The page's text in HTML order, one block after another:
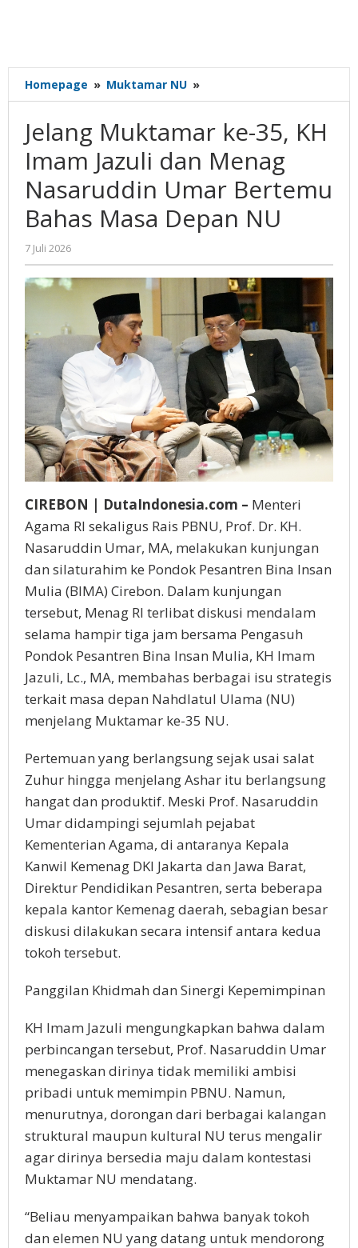
Homepage » Muktamar NU »
Muktamar
35,
KH
Imam
Jazuli
dan
Menag
Bertemu
Bahas
Masa
Depan
NU
Jelang Muktamar ke-35, KH
Imam Jazuli dan Menag
Nasaruddin Umar Bertemu
Bahas Masa Depan NU
7 Juli 2026
Gatot
Susanto
CIREBON | DutaIndonesia.com – Menteri
Agama RI sekaligus Rais PBNU, Prof. Dr. KH.
Nasaruddin Umar, MA, melakukan kunjungan
dan silaturahim ke Pondok Pesantren Bina Insan
Mulia (BIMA) Cirebon. Dalam kunjungan
tersebut, Menag RI terlibat diskusi mendalam
selama hampir tiga jam bersama Pengasuh
Pondok Pesantren Bina Insan Mulia, KH Imam
Jazuli, Lc., MA, membahas berbagai isu strategis
terkait masa depan Nahdlatul Ulama (NU)
menjelang Muktamar ke-35 NU.
Pertemuan yang berlangsung sejak usai salat
Zuhur hingga menjelang Ashar itu berlangsung
hangat dan produktif. Meski Prof. Nasaruddin
Umar didampingi sejumlah pejabat
Kementerian Agama, di antaranya Kepala
Kanwil Kemenag DKI Jakarta dan Jawa Barat,
Direktur Pendidikan Pesantren, serta beberapa
kepala kantor Kemenag daerah, sebagian besar
diskusi dilakukan secara intensif antara kedua
tokoh tersebut.
Panggilan Khidmah dan Sinergi Kepemimpinan
KH Imam Jazuli mengungkapkan bahwa dalam
perbincangan tersebut, Prof. Nasaruddin Umar
menegaskan dirinya tidak memiliki ambisi
pribadi untuk memimpin PBNU. Namun,
menurutnya, dorongan dari berbagai kalangan
struktural maupun kultural NU terus mengalir
agar dirinya bersedia maju dalam kontestasi
Muktamar NU mendatang.
“Beliau menyampaikan bahwa banyak tokoh
dan elemen NU yang datang untuk mendorong